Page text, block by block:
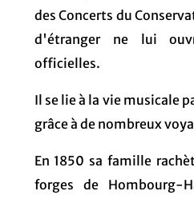
des Concerts du
d'étranger ne lui
officielles.
Il se lie à la vie musicale
grâce à de nombreux
En 1850 sa famille
forges de Hombourg-